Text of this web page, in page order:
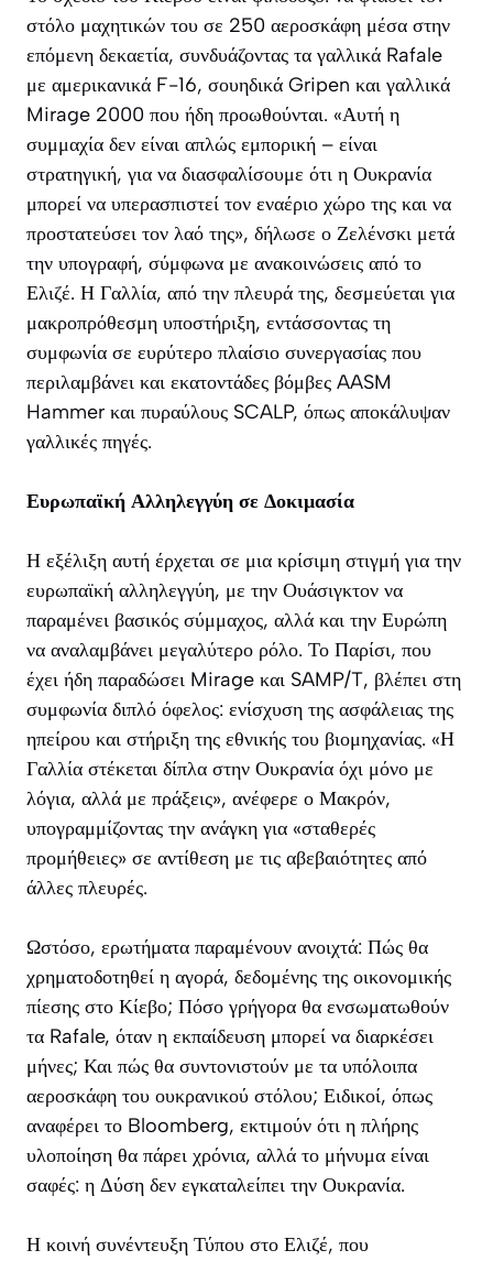
στόλο μαχητικών του σε 250 αεροσκάφη μέσα στην
επόμενη δεκαετία, συνδυάζοντας τα γαλλικά Rafale
με αμερικανικά F-16, σουηδικά Gripen και γαλλικά
Mirage 2000 που ήδη προωθούνται. «Αυτή η
συμμαχία δεν είναι απλώς εμπορική – είναι
στρατηγική, για να διασφαλίσουμε ότι η Ουκρανία
μπορεί να υπερασπιστεί τον εναέριο χώρο της και να
προστατεύσει τον λαό της», δήλωσε ο Ζελένσκι μετά
την υπογραφή, σύμφωνα με ανακοινώσεις από το
Ελιζέ. Η Γαλλία, από την πλευρά της, δεσμεύεται για
μακροπρόθεσμη υποστήριξη, εντάσσοντας τη
συμφωνία σε ευρύτερο πλαίσιο συνεργασίας που
περιλαμβάνει και εκατοντάδες βόμβες AASM
Hammer και πυραύλους SCALP, όπως αποκάλυψαν
γαλλικές πηγές.
Ευρωπαϊκή Αλληλεγγύη σε Δοκιμασία
Η εξέλιξη αυτή έρχεται σε μια κρίσιμη στιγμή για την
ευρωπαϊκή αλληλεγγύη, με την Ουάσιγκτον να
παραμένει βασικός σύμμαχος, αλλά και την Ευρώπη
να αναλαμβάνει μεγαλύτερο ρόλο. Το Παρίσι, που
έχει ήδη παραδώσει Mirage και SAMP/T, βλέπει στη
συμφωνία διπλό όφελος: ενίσχυση της ασφάλειας της
ηπείρου και στήριξη της εθνικής του βιομηχανίας. «Η
Γαλλία στέκεται δίπλα στην Ουκρανία όχι μόνο με
λόγια, αλλά με πράξεις», ανέφερε ο Μακρόν,
υπογραμμίζοντας την ανάγκη για «σταθερές
προμήθειες» σε αντίθεση με τις αβεβαιότητες από
άλλες πλευρές.
Ωστόσο, ερωτήματα παραμένουν ανοιχτά: Πώς θα
χρηματοδοτηθεί η αγορά, δεδομένης της οικονομικής
πίεσης στο Κίεβο; Πόσο γρήγορα θα ενσωματωθούν
τα Rafale, όταν η εκπαίδευση μπορεί να διαρκέσει
μήνες; Και πώς θα συντονιστούν με τα υπόλοιπα
αεροσκάφη του ουκρανικού στόλου; Ειδικοί, όπως
αναφέρει το Bloomberg, εκτιμούν ότι η πλήρης
υλοποίηση θα πάρει χρόνια, αλλά το μήνυμα είναι
σαφές: η Δύση δεν εγκαταλείπει την Ουκρανία.
Η κοινή συνέντευξη Τύπου στο Ελιζέ, που